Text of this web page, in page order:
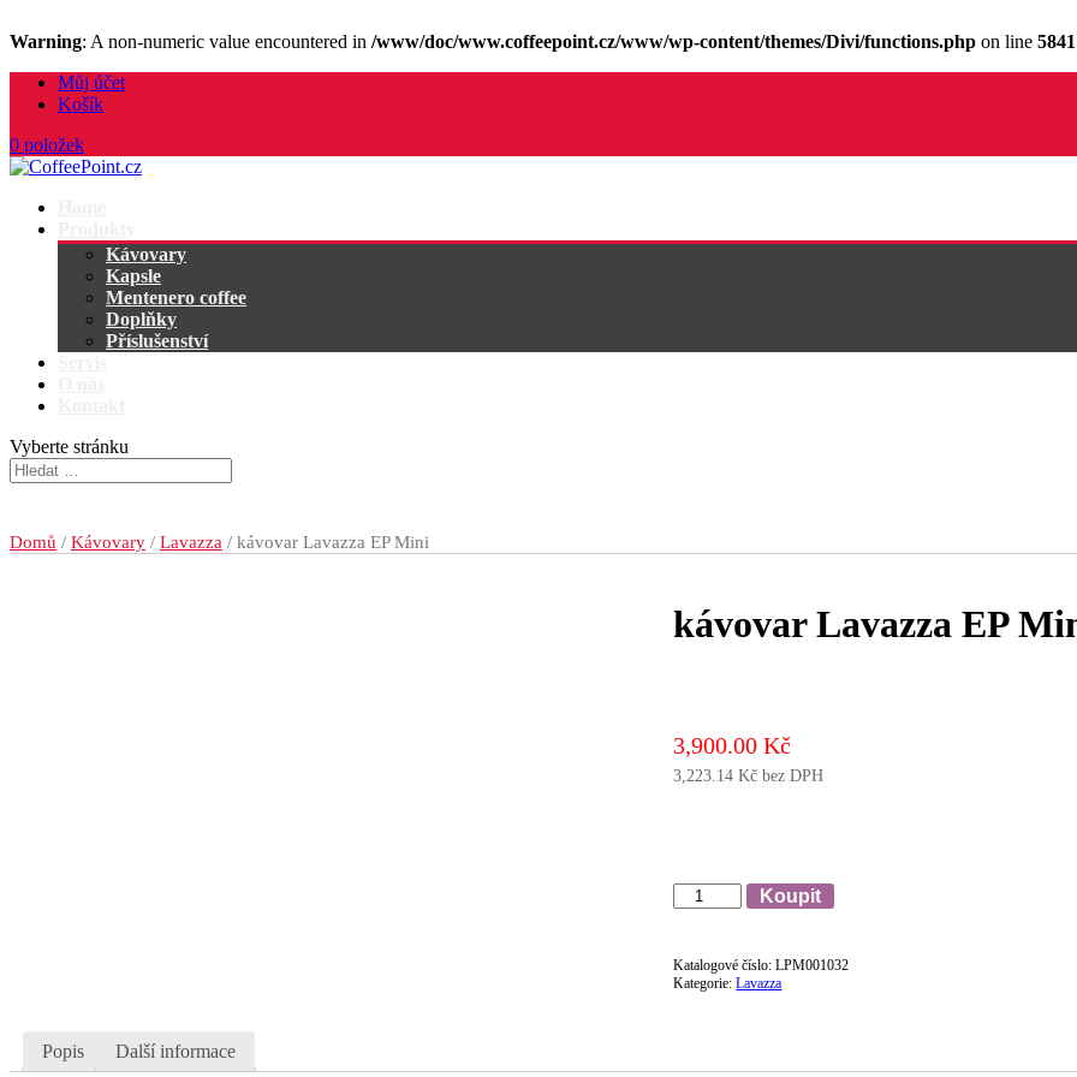
Warning: A non-numeric value encountered in /www/doc/www.coffeepoint.cz/www/wp-content/themes/Divi/functions.php on line 5841
Můj účet
Košík
0 položek
Kávovary
Kapsle
Mentenero coffee
Doplňky
Příslušenství
Vyberte stránku
Domů / Kávovary / Lavazza / kávovar Lavazza EP Mini
kávovar Lavazza EP
3,900.00Kč
3,223.14Kč bez DPH
Množství Koupit
Katalogové číslo:LPM001032
Kategorie:Lavazza
Popis Další informace